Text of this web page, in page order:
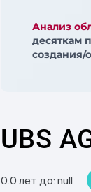
Анализ
десяткам
создания/
UBS
0.0 лет до: null